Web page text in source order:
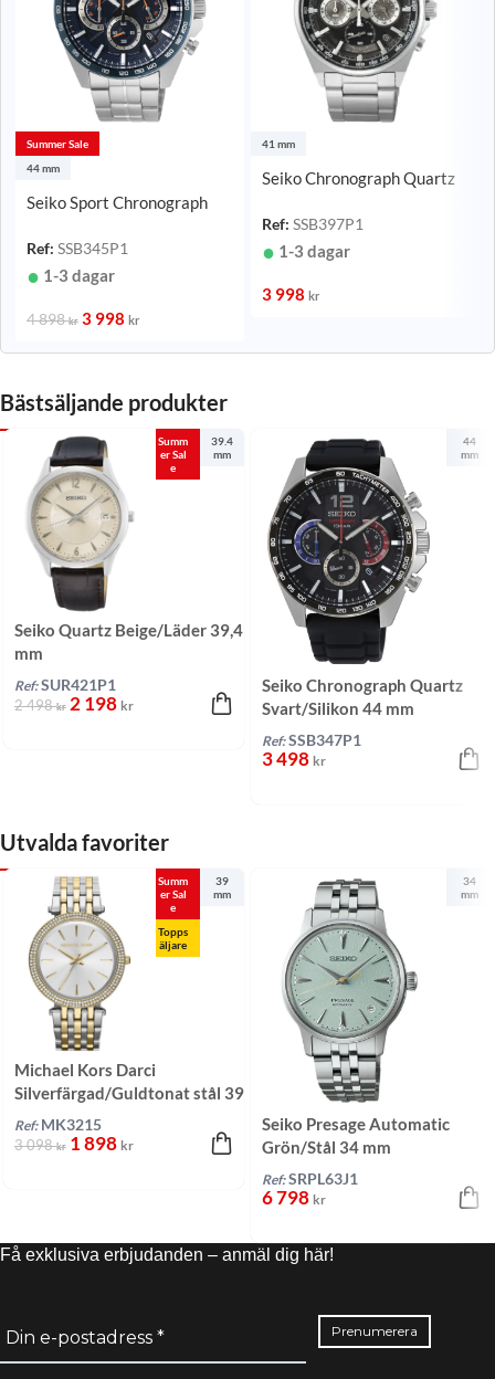
Summer Sale
44 mm
Seiko Sport Chronograph
Ref: SSB345P1
1-3 dagar
4 898kr 3 998 kr
41 mm
Seiko Chronograph Quartz
Ref: SSB397P1
1-3 dagar
3 998 kr
Bästsäljande produkter
Summ
er Sal
e
39.4
mm
Seiko Quartz Beige/Läder 39,4
mm
Ref: SUR421P1
2 498kr 2 198 kr
44
mm
Seiko Chronograph Quartz
Svart/Silikon 44 mm
Ref: SSB347P1
3 498 kr
Utvalda favoriter
Summ
er Sal
e
Topps
äljare
39
mm
Michael Kors Darci
Silverfärgad/Guldtonat stål 39
mm
Ref: MK3215
3 098kr 1 898 kr
34
mm
Seiko Presage Automatic
Grön/Stål 34 mm
Ref: SRPL63J1
6 798 kr
Få exklusiva erbjudanden – anmäl dig här!